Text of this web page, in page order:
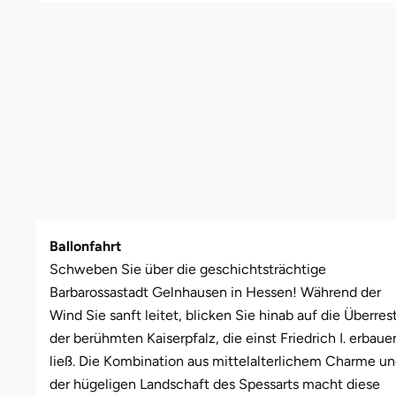
Ballonfahrt
Schweben Sie über die geschichtsträchtige
Barbarossastadt Gelnhausen in Hessen! Während der
Wind Sie sanft leitet, blicken Sie hinab auf die
der berühmten Kaiserpfalz, die einst Friedrich I.
ließ. Die Kombination aus mittelalterlichem Charme
der hügeligen Landschaft des Spessarts macht diese
Mengen
München
Römhild
Saalfeld